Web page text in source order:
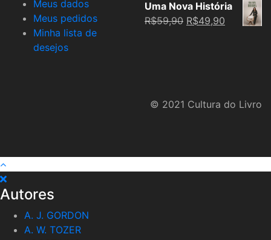
Meus dados
Meus pedidos
Minha lista de
desejos
Uma Nova História
R$59,90 Original
R$49,90 Current
© 2021 Cultura do Livro
Autores
A. J. GORDON
A. W. TOZER